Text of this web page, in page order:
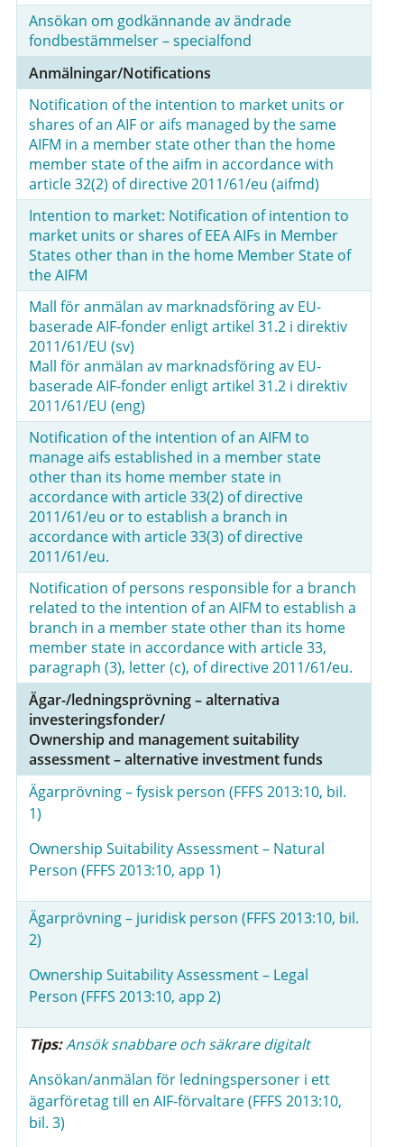
Ansökan om godkännande av ändrade
fondbestämmelser – specialfond
Anmälningar/Notifications
Notification of the intention to market units or
shares of an AIF or aifs managed by the same
AIFM in a member state other than the home
member state of the aifm in accordance with
article 32(2) of directive 2011/61/eu (aifmd)
Intention to market: Notification of intention to
market units or shares of EEA AIFs in Member
States other than in the home Member State of
the AIFM
Mall för anmälan av marknadsföring av EU-
baserade AIF-fonder enligt artikel 31.2 i direktiv
2011/61/EU (sv)
Mall för anmälan av marknadsföring av EU-
baserade AIF-fonder enligt artikel 31.2 i direktiv
2011/61/EU (eng)
Notification of the intention of an AIFM to
manage aifs established in a member state
other than its home member state in
accordance with article 33(2) of directive
2011/61/eu or to establish a branch in
accordance with article 33(3) of directive
2011/61/eu.
Notification of persons responsible for a branch
related to the intention of an AIFM to establish a
branch in a member state other than its home
member state in accordance with article 33,
paragraph (3), letter (c), of directive 2011/61/eu.
Ägar-/ledningsprövning – alternativa
investeringsfonder/
Ownership and management suitability
assessment – alternative investment funds
Ägarprövning – fysisk person (FFFS 2013:10, bil.
1)
Ownership Suitability Assessment – Natural
Person (FFFS 2013:10, app 1)
Ägarprövning – juridisk person (FFFS 2013:10, bil.
2)
Ownership Suitability Assessment – Legal
Person (FFFS 2013:10, app 2)
Tips:Ansök snabbare och säkrare digitalt
Ansökan/anmälan för ledningspersoner i ett
ägarföretag till en AIF-förvaltare (FFFS 2013:10,
bil. 3)